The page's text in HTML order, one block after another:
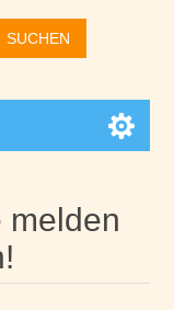
SUCHEN
melden